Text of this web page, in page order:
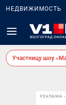
НЕДВИЖИМОСТЬ
Участницу шоу
РЕКЛАМА •